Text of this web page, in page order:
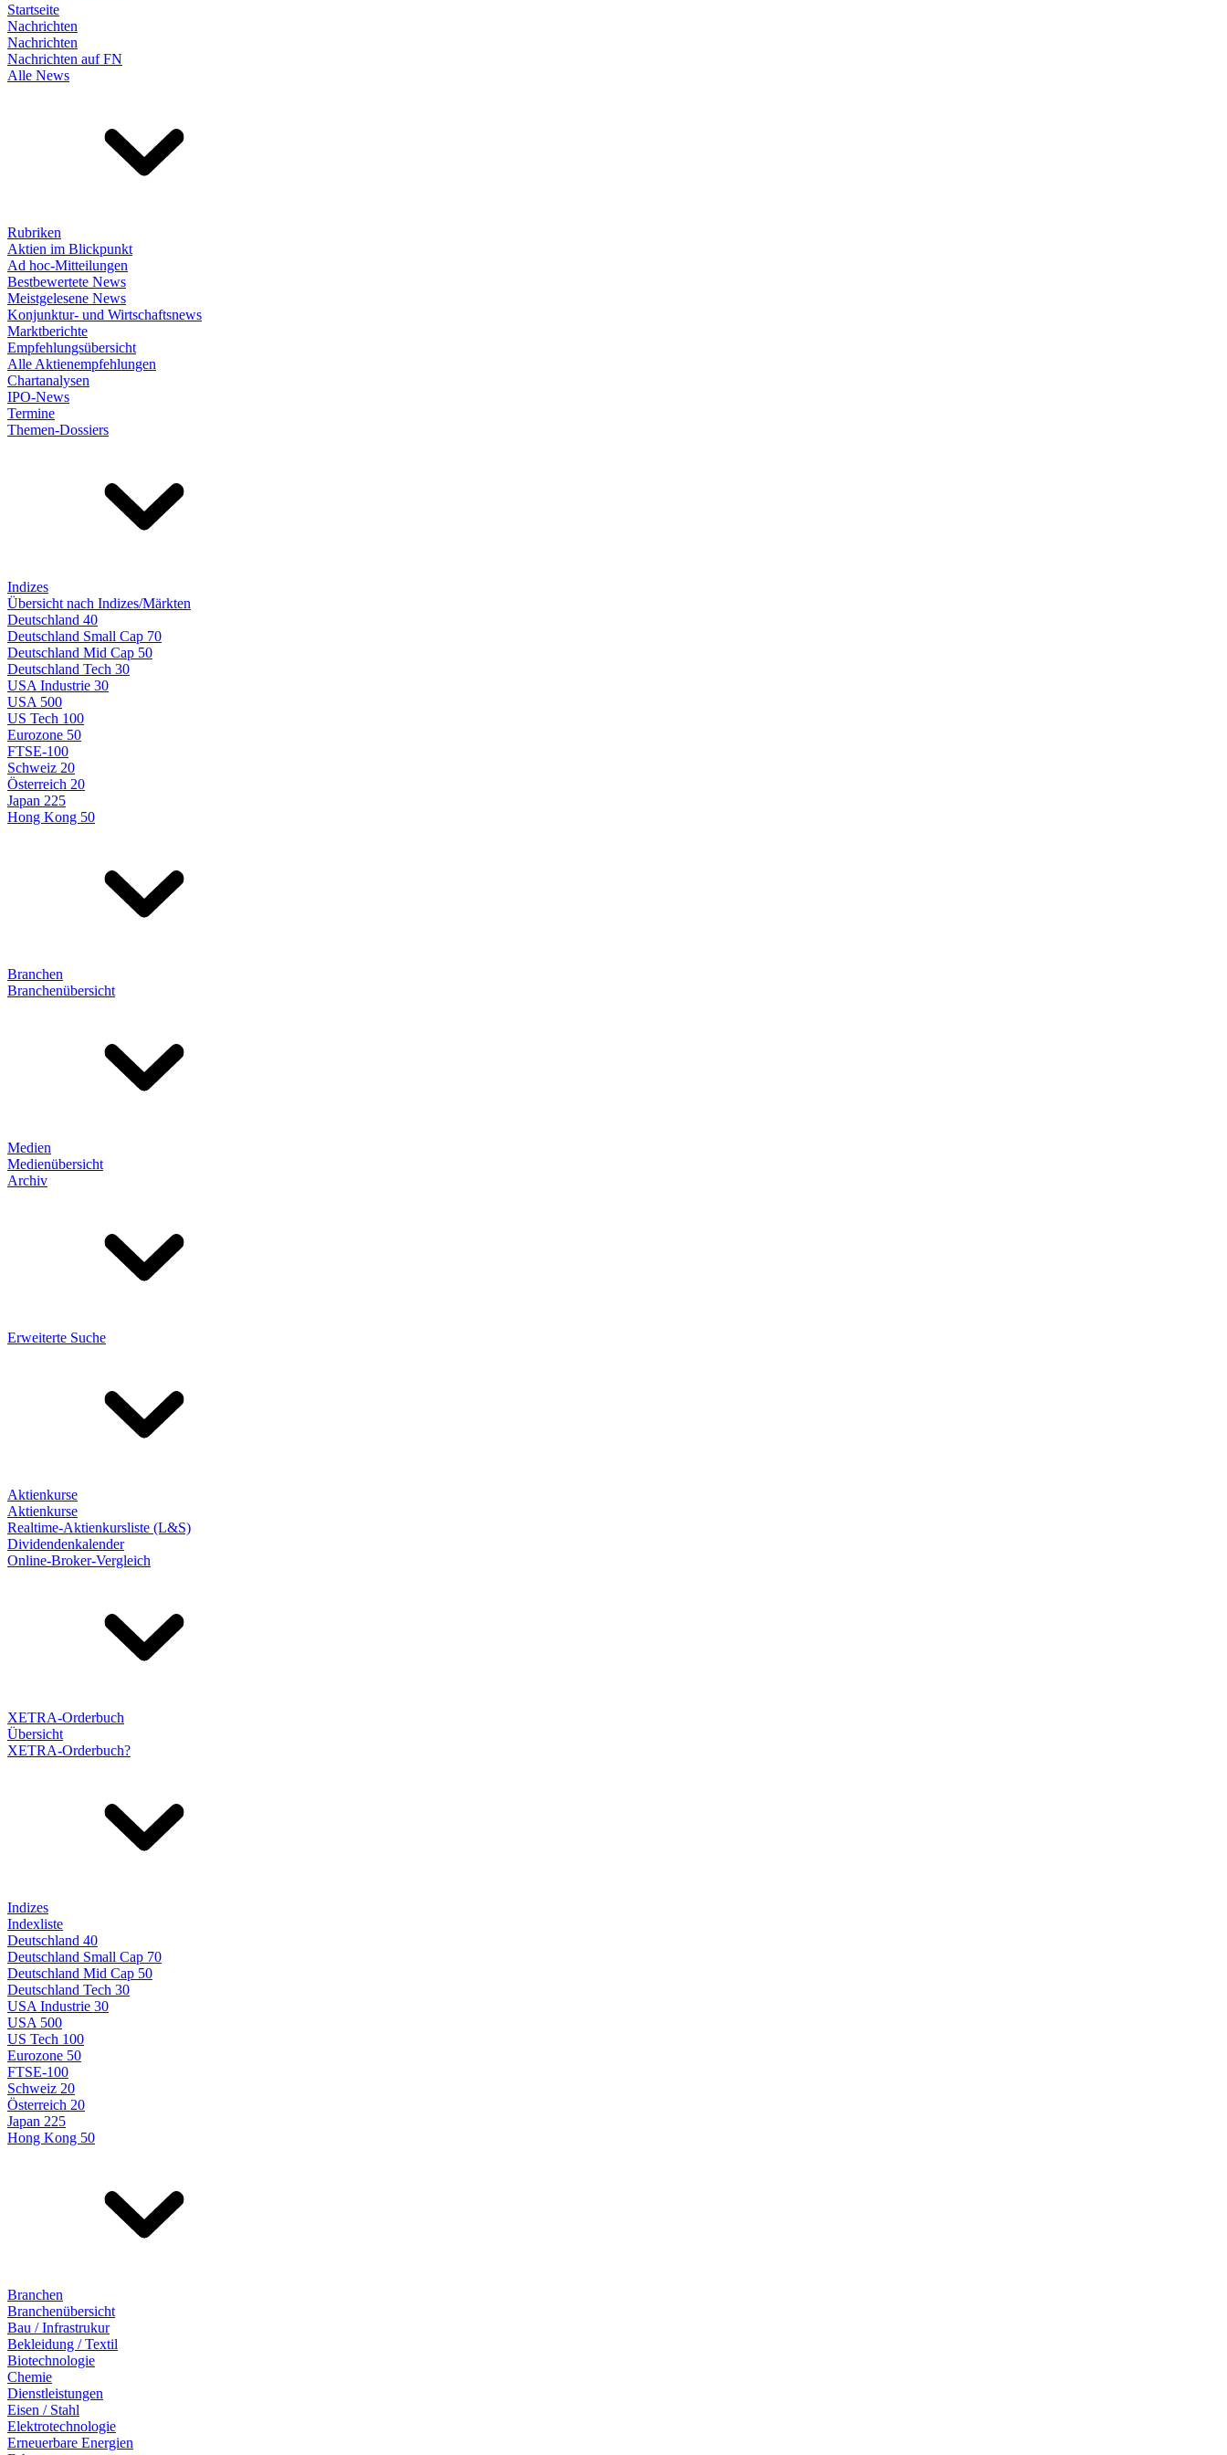
Startseite
Nachrichten
Nachrichten
Nachrichten auf FN
Alle News
Rubriken
Aktien im Blickpunkt
Ad hoc-Mitteilungen
Bestbewertete News
Meistgelesene News
Konjunktur- und Wirtschaftsnews
Marktberichte
Empfehlungsübersicht
Alle Aktienempfehlungen
Chartanalysen
IPO-News
Termine
Themen-Dossiers
Indizes
Übersicht nach Indizes/Märkten
Deutschland 40
Deutschland Small Cap 70
Deutschland Mid Cap 50
Deutschland Tech 30
USA Industrie 30
USA 500
US Tech 100
Eurozone 50
FTSE-100
Schweiz 20
Österreich 20
Japan 225
Hong Kong 50
Branchen
Branchenübersicht
Medien
Medienübersicht
Archiv
Erweiterte Suche
Aktienkurse
Aktienkurse
Realtime-Aktienkursliste (L&S)
Dividendenkalender
Online-Broker-Vergleich
XETRA-Orderbuch
Übersicht
XETRA-Orderbuch?
Indizes
Indexliste
Deutschland 40
Deutschland Small Cap 70
Deutschland Mid Cap 50
Deutschland Tech 30
USA Industrie 30
USA 500
US Tech 100
Eurozone 50
FTSE-100
Schweiz 20
Österreich 20
Japan 225
Hong Kong 50
Branchen
Branchenübersicht
Bau / Infrastrukur
Bekleidung / Textil
Biotechnologie
Chemie
Dienstleistungen
Eisen / Stahl
Elektrotechnologie
Erneuerbare Energien